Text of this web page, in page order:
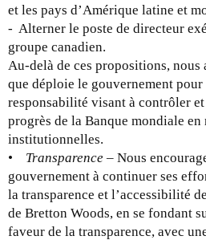
et les pays d’Amérique latine et
- Alterner le poste de directeur
groupe canadien.
Au-delà de ces propositions, nous
que déploie le gouvernement pour
responsabilité visant à contrôler
progrès de la Banque mondiale en
institutionnelles.
•
Transparence – Nous
gouvernement à continuer ses
la transparence et l’accessibilité
de Bretton Woods, en se fondant
faveur de la transparence, avec